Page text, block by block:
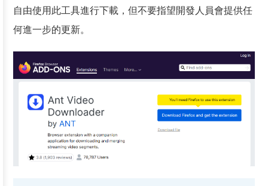
自由使用此工具進行下載，但不要指望開發人員會提供任
何進一步的更新。